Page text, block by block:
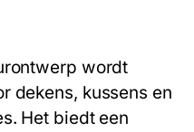
wordt
dekens, kussens en
Het biedt een